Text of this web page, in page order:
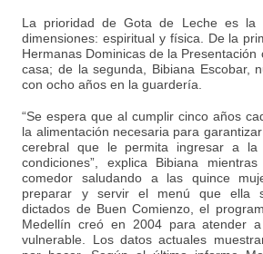
La prioridad de Gota de Leche es la
dimensiones: espiritual y física. De la
Hermanas Dominicas de la Presentación
casa; de la segunda, Bibiana Escobar,
con ocho años en la guardería.
“Se espera que al cumplir cinco años
la alimentación necesaria para
cerebral que le permita ingresar a la
condiciones”, explica Bibiana
comedor saludando a las quince
preparar y servir el menú que ella
dictados de Buen Comienzo, el
Medellín creó en 2004 para atender
vulnerable. Los datos actuales